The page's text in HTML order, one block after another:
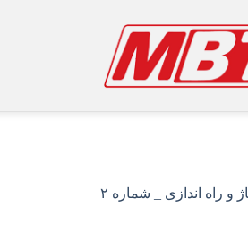
راه اندازی _ شماره ۲